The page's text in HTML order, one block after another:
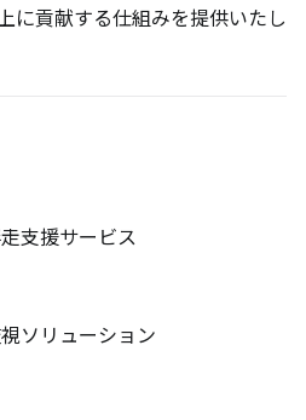
に貢献する仕組みを提供いたし
支援サービス
ソリューション